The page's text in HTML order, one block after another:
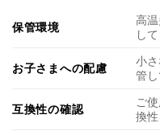
保管環境
高
し
お子さまへの配慮
小
管し
互換性の確認
ご
換